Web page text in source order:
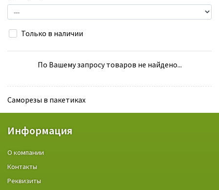
Только в наличии
По Вашему запросу товаров не найдено...
Саморезы в пакетиках
Информация
О компании
Контакты
Реквизиты